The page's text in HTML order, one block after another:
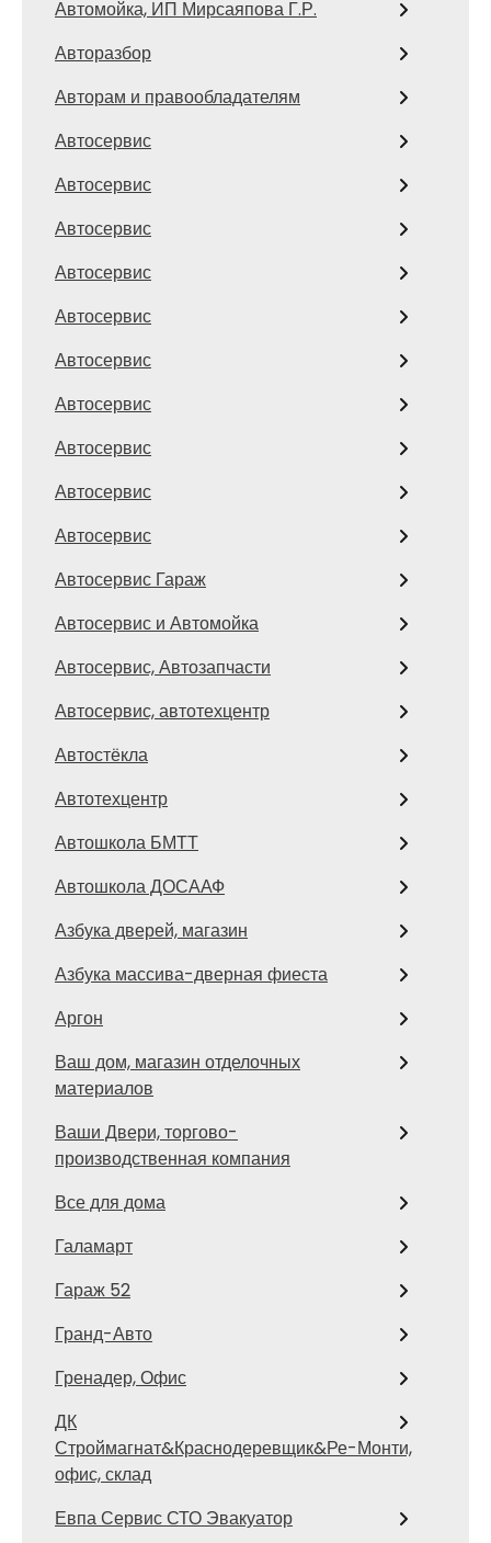
Автомойка, ИП Мирсаяпова Г.Р.
Авторазбор
Авторам и правообладателям
Автосервис
Автосервис
Автосервис
Автосервис
Автосервис
Автосервис
Автосервис
Автосервис
Автосервис
Автосервис
Автосервис Гараж
Автосервис и Автомойка
Автосервис, Автозапчасти
Автосервис, автотехцентр
Автостёкла
Автотехцентр
Автошкола БМТТ
Автошкола ДОСААФ
Азбука дверей, магазин
Азбука массива-дверная фиеста
Аргон
Ваш дом, магазин отделочных
материалов
Ваши Двери, торгово-
производственная компания
Все для дома
Галамарт
Гараж 52
Гранд-Авто
Гренадер, Офис
ДК
Строймагнат&Краснодеревщик&Ре-Монти,
офис, склад
Евпа Сервис СТО Эвакуатор